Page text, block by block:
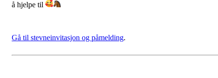
å hjelpe til
Gå til stevneinvitasjon og påmelding.